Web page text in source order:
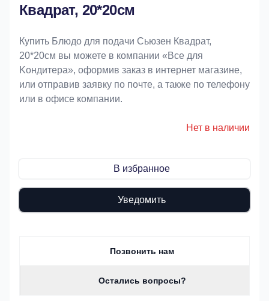
Квадрат, 20*20см
Купить Блюдо для подачи Сьюзен Квадрат,
20*20см вы можете в компании «Bce для
Koндитeрa», оформив заказ в интернет магазине,
или отправив заявку по почте, а также по телефону
или в офисе компании.
Нет в наличии
В избранное
Уведомить
Позвонить нам
Остались вопросы?